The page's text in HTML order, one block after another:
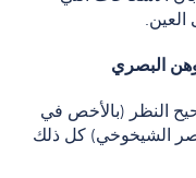
البصري
النظر (بالأخص في
الشيخوخي) كل ذلك